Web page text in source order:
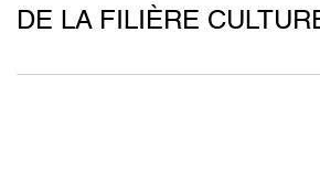
DE LA FILIÈRE